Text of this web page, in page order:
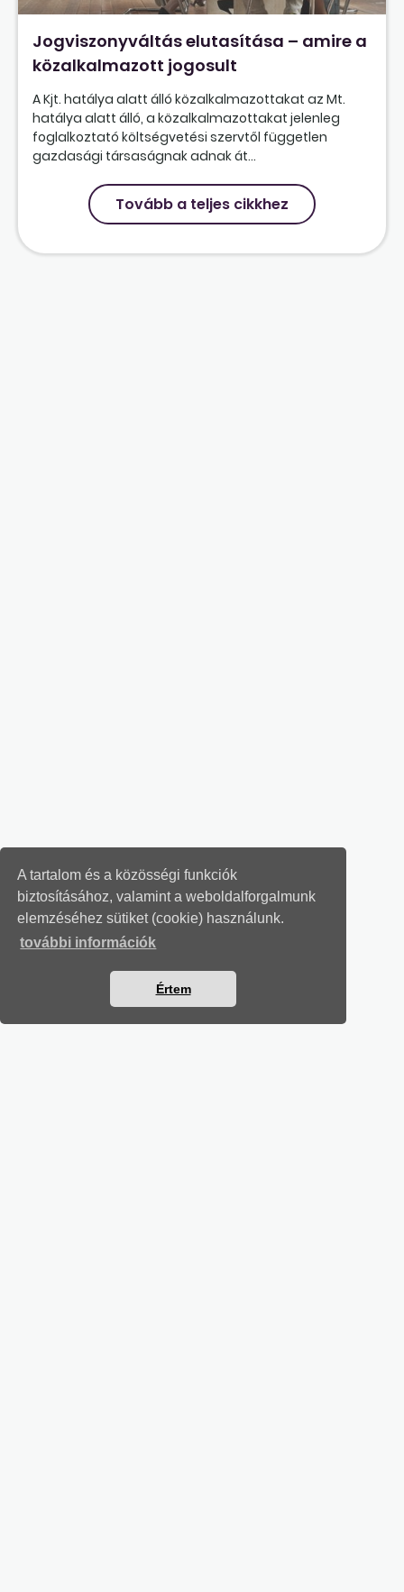
A tartalom és a közösségi funkciók
biztosításához, valamint a weboldalforgalmunk
elemzéséhez sütiket (cookie) használunk.
további információk
Értem
Jogviszonyváltás elutasítása – amire a
közalkalmazott jogosult
A Kjt. hatálya alatt álló közalkalmazottakat az Mt.
hatálya alatt álló, a közalkalmazottakat jelenleg
foglalkoztató költségvetési szervtől független
gazdasági társaságnak adnak át...
Tovább a teljes cikkhez